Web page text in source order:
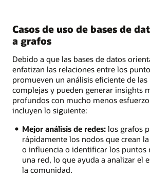
Casos de uso de bases de
a grafos
Debido a que las bases de datos
enfatizan las relaciones entre los
promueven un análisis eficiente de las
complejas y pueden generar insights
profundos con mucho menos
incluyen lo siguiente:
Mejor análisis de redes:los grafos
rápidamente los nodos que crean
o influencia o identificar los puntos
una red, lo que ayuda a analizar el
la comunidad.